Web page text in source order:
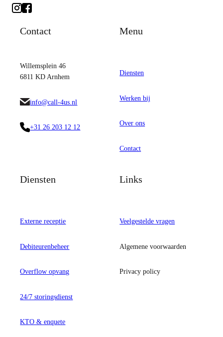
Contact
Willemsplein 46
6811 KD Arnhem
info@call-4us.nl
+31 26 203 12 12
Menu
Diensten
Werken bij
Over ons
Contact
Diensten
Externe receptie
Debiteurenbeheer
Overflow opvang
24/7 storingsdienst
KTO & enquete
Links
Veelgestelde vragen
Algemene voorwaarden
Privacy policy